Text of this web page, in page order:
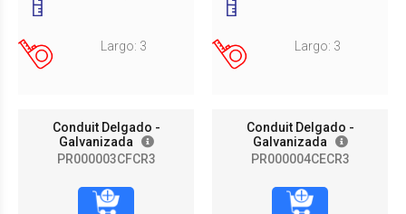
Largo: 3
Conduit Delgado -
Galvanizada
PR000003CFCR3
Largo: 3
Conduit Delgado -
Galvanizada
PR000004CECR3